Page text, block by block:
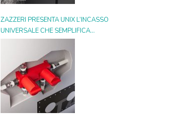
ZAZZERI PRESENTA UNIX L’INCASSO
UNIVERSALE CHE SEMPLIFICA
L’INSTALLAZIONE, SI ADATTA A OGNI
STILE E MOLTIPLICA LE POSSIBILITÀ
D’USO